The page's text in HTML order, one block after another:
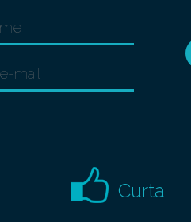
Curta